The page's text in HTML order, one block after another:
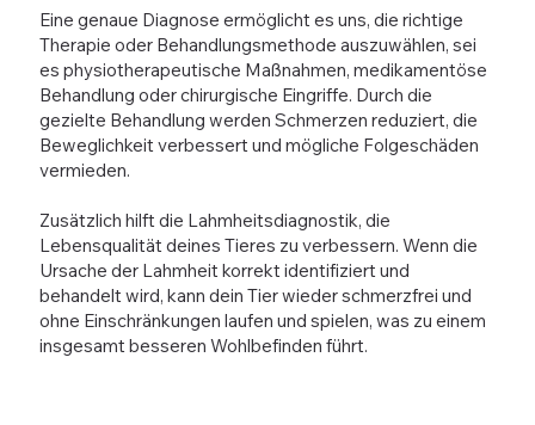
Eine genaue Diagnose ermöglicht es uns, die richtige
Therapie oder Behandlungsmethode auszuwählen, sei
es physiotherapeutische Maßnahmen, medikamentöse
Behandlung oder chirurgische Eingriffe. Durch die
gezielte Behandlung werden Schmerzen reduziert, die
Beweglichkeit verbessert und mögliche Folgeschäden
vermieden.
Zusätzlich hilft die Lahmheitsdiagnostik, die
Lebensqualität deines Tieres zu verbessern. Wenn die
Ursache der Lahmheit korrekt identifiziert und
behandelt wird, kann dein Tier wieder schmerzfrei und
ohne Einschränkungen laufen und spielen, was zu einem
insgesamt besseren Wohlbefinden führt.